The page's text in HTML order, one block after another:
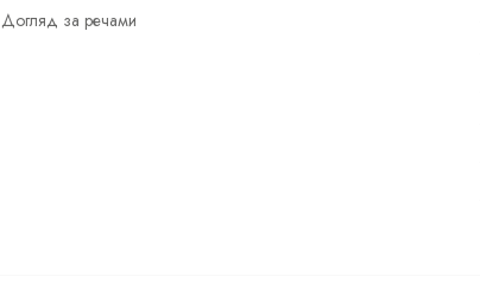
Догляд за речами